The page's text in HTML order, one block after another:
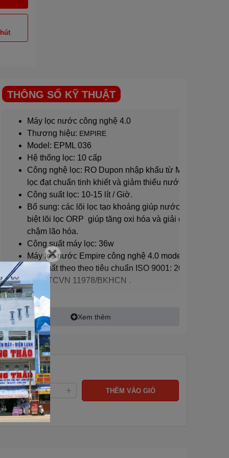
THÔNG SỐ KỸ THUẬT
Máy lọc nước công nghệ 4.0
Thương hiệu: EMPIRE
Model: EPML 036
Hệ thống lọc: 10 cấp
Công nghệ lọc: RO Dupon nhập khẩu từ Mỹ giúp nước
lọc đạt chuẩn tinh khiết và giảm thiểu nước thải ~ 40%.
Công suất lọc: 10-15 lít / Giờ.
Bổ sung: các lõi lọc tạo khoáng giúp nước ngon, ngọt
biệt lõi lọc ORP giúp tăng oxi hóa và giải độc tố trong
chậm lão hóa.
Công suất máy lọc: 36w
Máy lọc nước Empire công nghệ 4.0 model EPML 036
sản xuất theo theo tiêu chuẩn ISO 9001: 2015 và đạt
nhận TCVN 11978/BKHCN .
Xem thêm
THÊM VÀO GIỎ